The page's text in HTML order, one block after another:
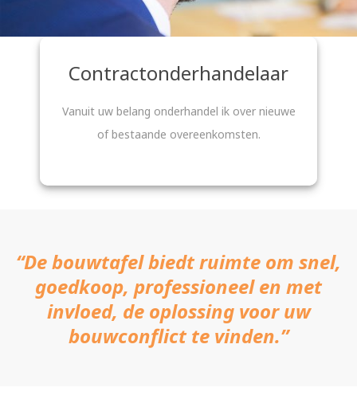
Contractonderhandelaar
Vanuit uw belang onderhandel ik over nieuwe
of bestaande overeenkomsten.
“De bouwtafel biedt ruimte om snel,
goedkoop, professioneel en met
invloed, de oplossing voor uw
bouwconflict te vinden.”